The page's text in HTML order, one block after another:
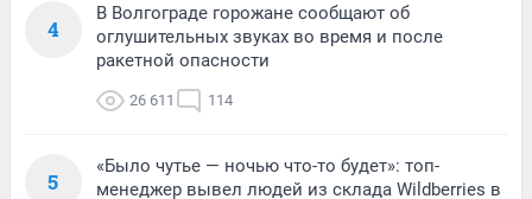
4
В Волгограде горожане сообщают об
оглушительных звуках во время и после
ракетной опасности
26 611 114
5
«Было чутье — ночью что-то будет»: топ-
менеджер вывел людей из склада Wildberries в